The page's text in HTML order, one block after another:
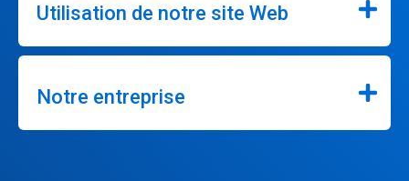
Utilisation de notre site Web
Notre entreprise